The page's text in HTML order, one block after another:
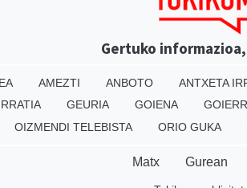
Gertuko
AMEZTI ANBOTO ANTXETA
GEURIA GOIENA
OIZMENDI TELEBISTA ORIO GUKA
Matx Gurean